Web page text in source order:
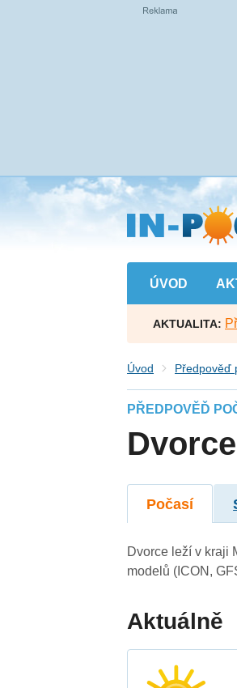
Přejít
na
hlavní
obsah
ÚVOD
AKTUALITA:
Úvod Předpověď
PŘEDPOVĚĎ
Dvorce
Počasí
Dvorce leží v kraji
modelů (ICON,
Aktuálně